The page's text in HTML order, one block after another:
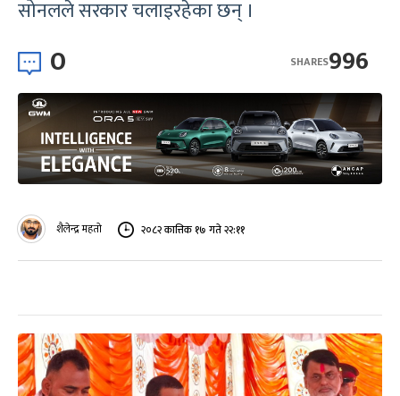
सोनलले सरकार चलाइरहेका छन् ।
0 996
SHARES
शैलेन्द्र महतो २०८२ कात्तिक १७ गते २२:११